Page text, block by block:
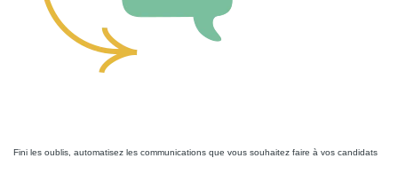
Fini les oublis, automatisez les communications que vous souhaitez faire à vos candidats